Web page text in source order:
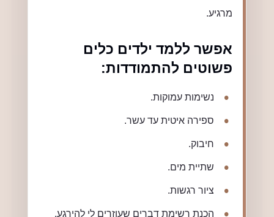
מרגיע.
אפשר ללמד ילדים כלים
פשוטים להתמודדות:
נשימות עמוקות.
ספירה איטית עד עשר.
חיבוק.
שתיית מים.
ציור רגשות.
הכנת רשימת דברים שעוזרים לי להירגע.